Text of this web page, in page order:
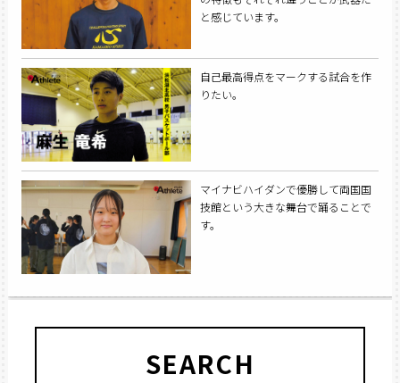
と感じています。
自己最高得点をマークする試合を作
りたい。
マイナビハイダンで優勝して両国国
技館という大きな舞台で踊ることで
す。
SEARCH